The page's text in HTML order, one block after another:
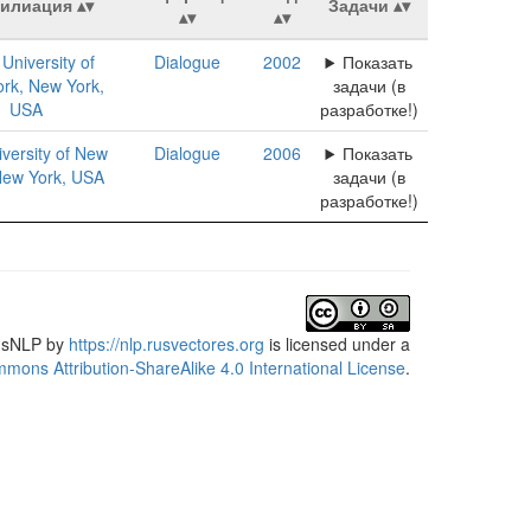
Задачи
of
New York,
USA
Dialogue 2002
Показать
задачи (в
разработке!)
of New
York, USA
Dialogue 2006
Показать
задачи (в
разработке!)
by https://nlp.rusvectores.org is licensed under a
Attribution-ShareAlike 4.0 International License.